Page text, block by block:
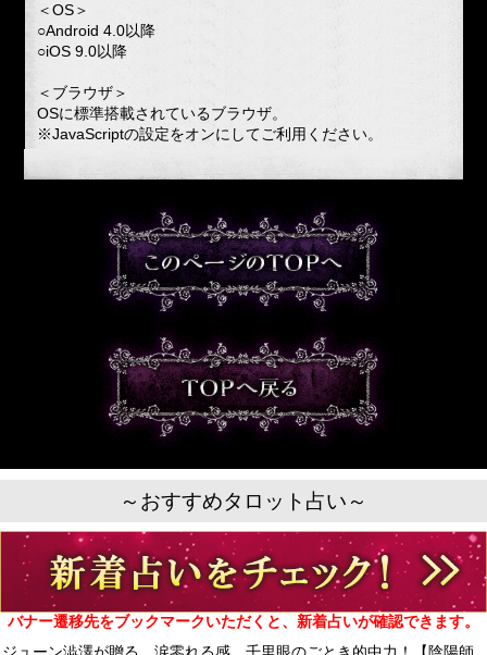
＜OS＞
○Android 4.0以降
○iOS 9.0以降
＜ブラウザ＞
OSに標準搭載されているブラウザ。
※JavaScriptの設定をオンにしてご利用ください。